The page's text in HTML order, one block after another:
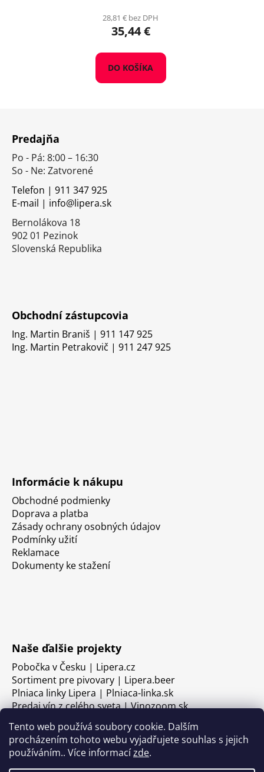
Tento web používá soubory cookie. Dalším
procházením tohoto webu vyjadřujete souhlas s jejich
používáním.. Více informacízde.
28,81 € bez DPH
35,44 €
DO KOŠÍKA
Predajňa
Po - Pá: 8:00 – 16:30
So - Ne: Zatvorené
Telefon | 911 347 925
E-mail | info@lipera.sk
Bernolákova 18
902 01 Pezinok
Slovenská Republika
Obchodní zástupcovia
Ing. Martin Braniš | 911 147 925
Ing. Martin Petrakovič | 911 247 925
Informácie k nákupu
Obchodné podmienky
Doprava a platba
Zásady ochrany osobných údajov
Podmínky užití
Reklamace
Dokumenty ke stažení
Naše ďalšie projekty
Pobočka v Česku | Lipera.cz
Sortiment pre pivovary | Lipera.beer
Plniaca linky Lipera | Plniaca-linka.sk
Predaj vín z celého sveta | Vinozoom.sk